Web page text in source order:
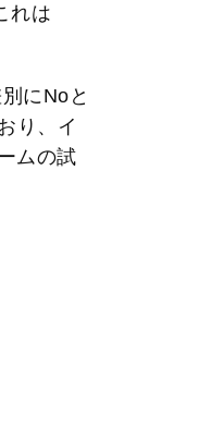
れは
にNoと
り、イ
ムの試